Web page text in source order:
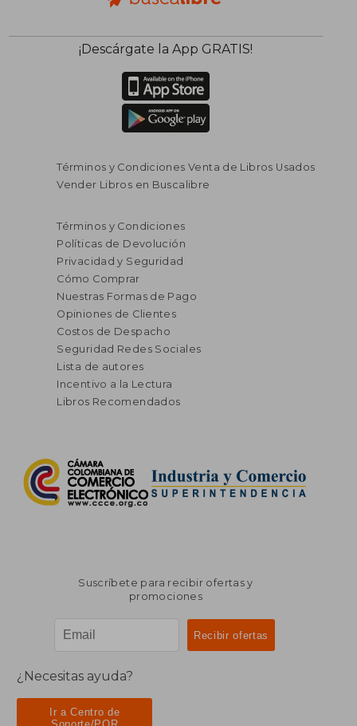
¡Descárgate la App GRATIS!
Términos y Condiciones Venta de Libros Usados
Vender Libros en Buscalibre
Términos y Condiciones
Políticas de Devolución
Privacidad y Seguridad
Cómo Comprar
Nuestras Formas de Pago
Opiniones de Clientes
Costos de Despacho
Seguridad Redes Sociales
Lista de autores
Incentivo a la Lectura
Libros Recomendados
Suscríbete para recibir ofertas y
promociones
¿Necesitas ayuda?
Ir a Centro de